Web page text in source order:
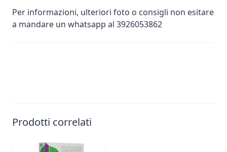
Per informazioni, ulteriori foto o consigli non esitare
a mandare un whatsapp al 3926053862
Prodotti correlati